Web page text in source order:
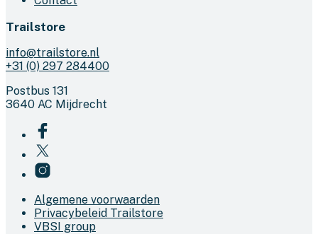
Trailstore
info@trailstore.nl
+31 (0) 297 284400
Postbus 131
3640 AC Mijdrecht
Algemene voorwaarden
Privacybeleid Trailstore
VBSI group